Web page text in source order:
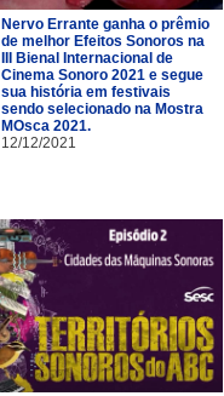
Nervo Errante ganha o prêmio
de melhor Efeitos Sonoros na
III Bienal Internacional de
Cinema Sonoro 2021 e segue
sua história em festivais
sendo selecionado na Mostra
MOsca 2021.
12/12/2021